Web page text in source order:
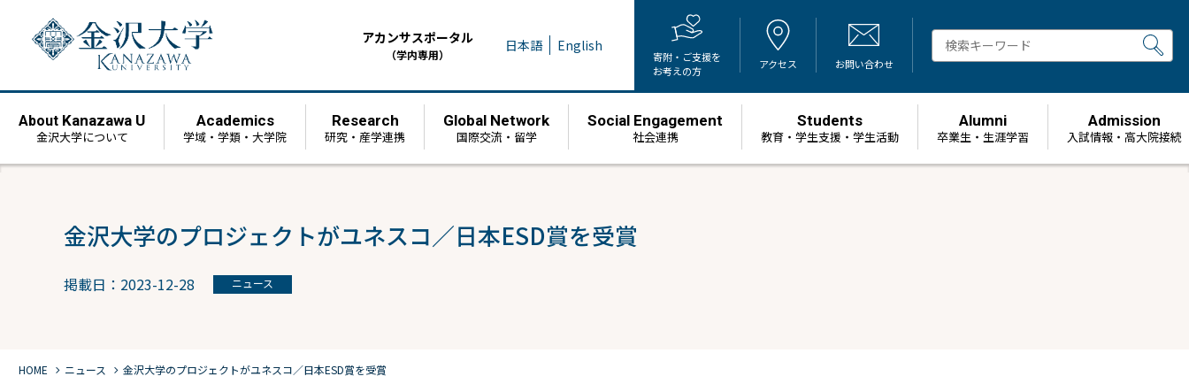
アカンサスポータル
（学内専用） 日本語 English
寄附・ご支援を
お考えの方
アクセス お問い合わせ
About Kanazawa U
金沢大学について
Academics
学域・学類・大学院
Research
研究・産学連携
Global Network
国際交流・留学
Social Engagement
社会連携
Students
教育・学生支援・学生活動
Alumni
卒業生・生涯学習
Admission
⼊試情報・高大院接続
金沢大学のプロジェクトがユネスコ／日本ESD賞を受賞
掲載日：2023-12-28 ニュース
HOME chevron_right ニュース chevron_right 金沢大学のプロジェクトがユネスコ／日本ESD賞を受賞